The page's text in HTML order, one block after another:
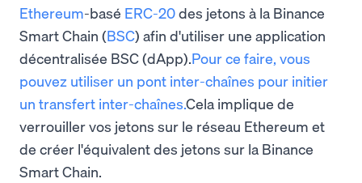
Ethereum-basé ERC-20des jetons à la Binance
Smart Chain (BSC) afin d'utiliser une application
décentralisée BSC (dApp). Pour ce faire, vous
pouvez utiliser un pont inter-chaînes pour initier
un transfert inter-chaînes.Cela implique de
verrouiller vos jetons sur le réseau Ethereum et
de créer l'équivalent des jetons sur la Binance
Smart Chain.